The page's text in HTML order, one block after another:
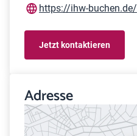
https://ihw-buchen.de/
Jetzt kontaktieren
Adresse